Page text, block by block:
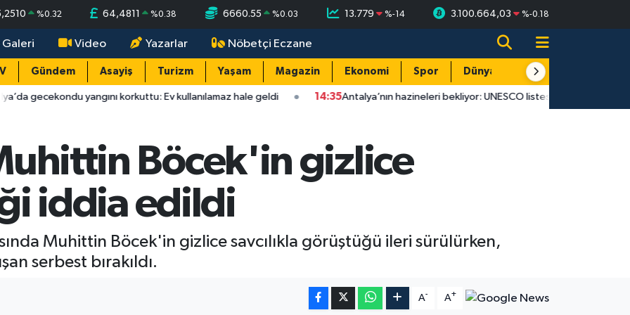
%0.32 64,4811 %0.38 6660.55 %0.03 13.779 %-14 3.100.664,03 %-0.18
Galeri Video Yazarlar Nöbetçi Eczane
Gündem Asayiş Turizm Yaşam Magazin Ekonomi Spor Dünya Resmi Reklamlar
yangını korkuttu: Ev kullanılamaz hale geldi 14:35 Antalya’nın hazineleri bekliyor: UNESCO listesine bu yıl yeni eser giremedi
Böcek'in gizlice
iddia edildi
Muhittin Böcek'in gizlice savcılıkla görüştüğü ileri sürülürken,
serbest bırakıldı.
A- A+